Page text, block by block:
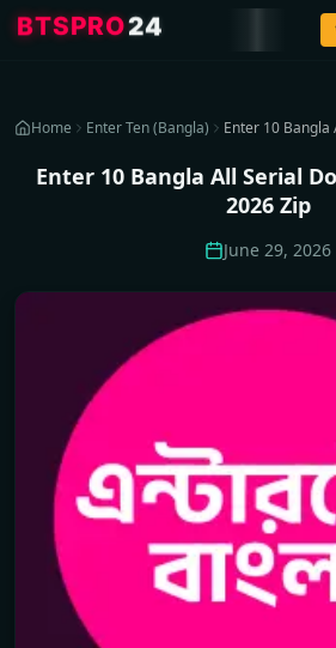
BTSPRO24
Home Enter Ten (Bangla)
Enter 10 Bangla All Serial
2026 Zip
June 29, 2026